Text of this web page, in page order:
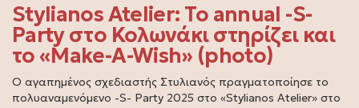
Stylianos Atelier: Το annual -S-
Party στο Κολωνάκι στηρίζει και
το «Make-A-Wish» (photo)
Ο αγαπημένος σχεδιαστής Στυλιανός πραγματοποίησε το
πολυαναμενόμενο -S- Party 2025 στο «Stylianos Atelier» στο